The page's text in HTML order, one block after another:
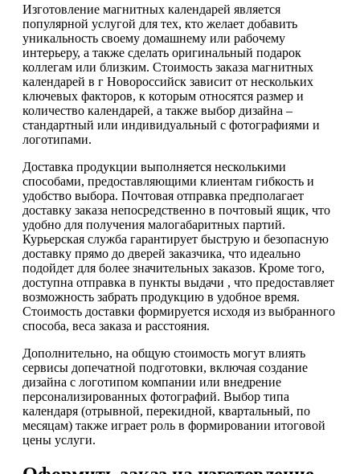
Изготовление магнитных календарей является
популярной услугой для тех, кто желает добавить
уникальность своему домашнему или рабочему
интерьеру, а также сделать оригинальный подарок
коллегам или близким. Стоимость заказа магнитных
календарей в г Новороссийск зависит от нескольких
ключевых факторов, к которым относятся размер и
количество календарей, а также выбор дизайна –
стандартный или индивидуальный с фотографиями и
логотипами.
Доставка продукции выполняется несколькими
способами, предоставляющими клиентам гибкость и
удобство выбора. Почтовая отправка предполагает
доставку заказа непосредственно в почтовый ящик, что
удобно для получения малогабаритных партий.
Курьерская служба гарантирует быструю и безопасную
доставку прямо до дверей заказчика, что идеально
подойдет для более значительных заказов. Кроме того,
доступна отправка в пункты выдачи , что предоставляет
возможность забрать продукцию в удобное время.
Стоимость доставки формируется исходя из выбранного
способа, веса заказа и расстояния.
Дополнительно, на общую стоимость могут влиять
сервисы допечатной подготовки, включая создание
дизайна с логотипом компании или внедрение
персонализированных фотографий. Выбор типа
календаря (отрывной, перекидной, квартальный, по
месяцам) также играет роль в формировании итоговой
цены услуги.